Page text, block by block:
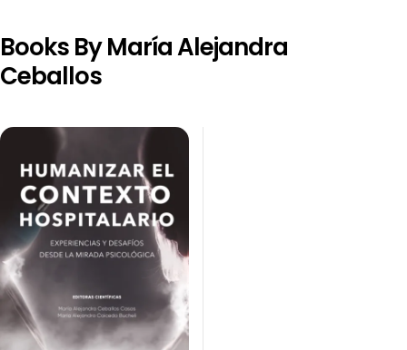
Books By María Alejandra
Ceballos